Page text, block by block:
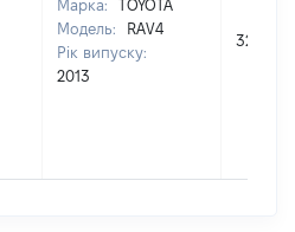
Марка:
TOYOTA
Модель:
RAV4
Рік випуску:
2013
328993